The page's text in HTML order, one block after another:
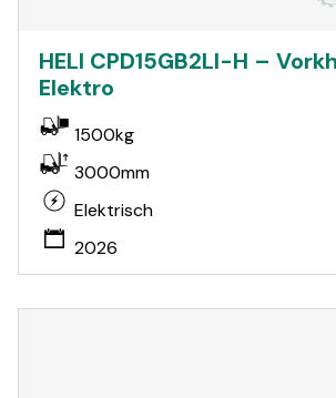
HELI CPD15GB2LI-H –
Elektro
1500kg
3000mm
Elektrisch
2026